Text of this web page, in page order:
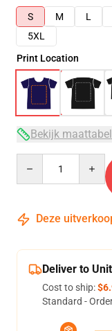
S
M L
5XL
Print Location
Bekijk maattabel
Deze
Deliver to
Cost to ship:
Standard -